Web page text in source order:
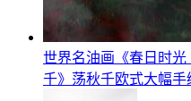
世界名油画《春日时光
千》荡秋千欧式大幅